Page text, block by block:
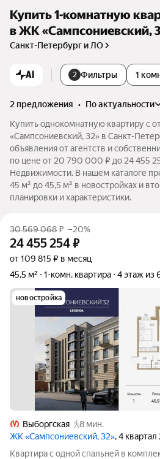
Купить 1-комнатную
в ЖК «Сампсониевский,
Санкт-Петербург и ЛО
AI 2 Фильтры 1
2 предложения •
по актуальности
Купить однокомнатную квартиру с
«Сампсониевский, 32» в Санкт-
объявления от агентств и
по цене от 20 790 000 ₽ до 24 455
Недвижимости. В нашем каталоге
45 м² до 45,5 м² в новостройках и
планировки и характеристики.
30 569 068₽ –20%
24 455 254₽
от 109 815 ₽ в месяц
45,5 м²
1-комн. квартира 4 этаж из
новостройка
Выборгская
8 мин.
ЖК «Сампсониевский, 32», 4
Квартира с одной спальней в